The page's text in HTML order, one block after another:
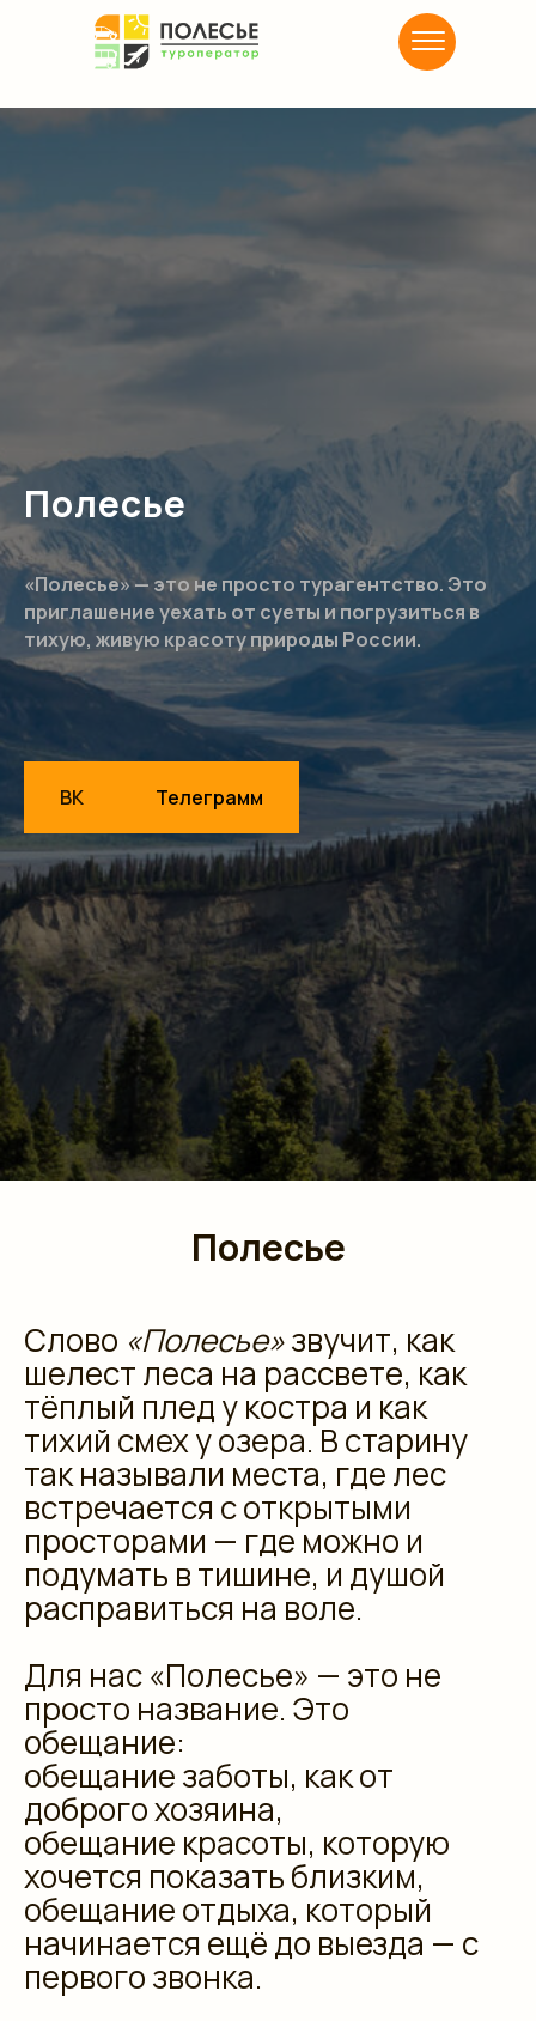
Полесье
«Полесье» — это не просто турагентство. Это
приглашение уехать от суеты и погрузиться в
тихую, живую красоту природы России.
ВК Телеграмм
Полесье
Слово «Полесье»звучит, как
шелест леса на рассвете, как
тёплый плед у костра и как
тихий смех у озера. В старину
так называли места, где лес
встречается с открытыми
просторами — где можно и
подумать в тишине, и душой
расправиться на воле.
Для нас «Полесье» — это не
просто название. Это
обещание:
обещание заботы, как от
доброго хозяина,
обещание красоты, которую
хочется показать близким,
обещание отдыха, который
начинается ещё до выезда — с
первого звонка.